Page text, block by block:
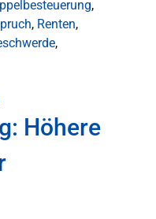
,
, Renten,
,
Höhere